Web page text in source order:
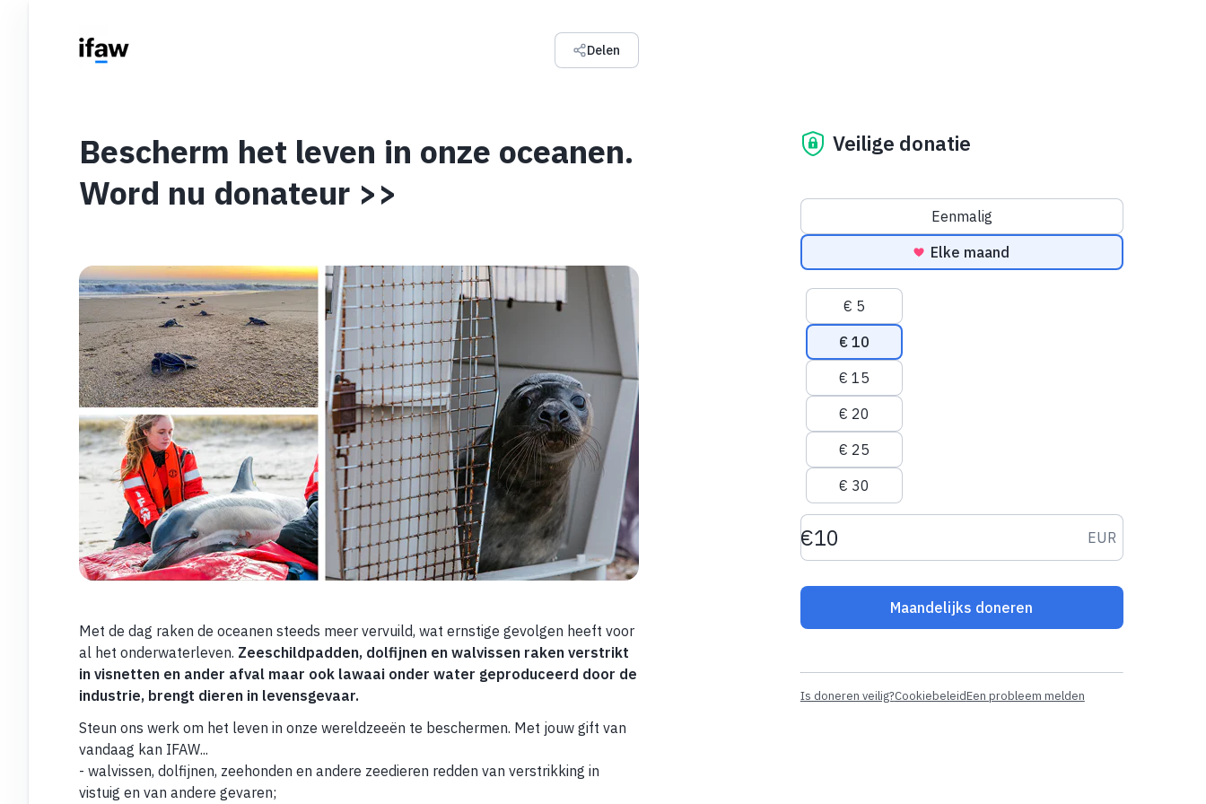
Delen
Bescherm het leven in onze oceanen.
Word nu donateur >>
Met de dag raken de oceanen steeds meer vervuild, wat ernstige gevolgen heeft voor
al het onderwaterleven. Zeeschildpadden, dolfijnen en walvissen raken verstrikt
in visnetten en ander afval maar ook lawaai onder water geproduceerd door de
industrie, brengt dieren in levensgevaar.
Steun ons werk om het leven in onze wereldzeeën te beschermen. Met jouw gift van
vandaag kan IFAW...
- walvissen, dolfijnen, zeehonden en andere zeedieren redden van verstrikking in
vistuig en van andere gevaren;
Veilige donatie
Donatiefrequentie
Eenmalig
Elke maand
Voorgestelde bedragen
€ 5
€ 10
€ 15
€ 20
€ 25
€ 30
Donatiebedrag EUR EUR
Maandelijks doneren
Is doneren veilig?CookiebeleidEen probleem melden